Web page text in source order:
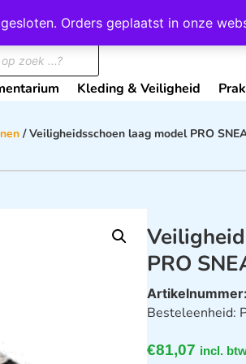
Orders geplaatst in onze
Kleding & Veiligheid
/ Veiligheidsschoen laag model PRO
PRO
Artikelnummer:
Besteleenheid:
€81,07 incl.